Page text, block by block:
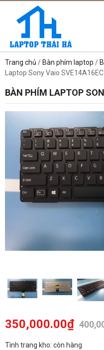
Trang chủ / Bàn phím laptop /
Laptop Sony Vaio SVE14A16EC
BÀN PHÍM LAPTOP
350,000.00₫
Tình trang kho: còn hàng